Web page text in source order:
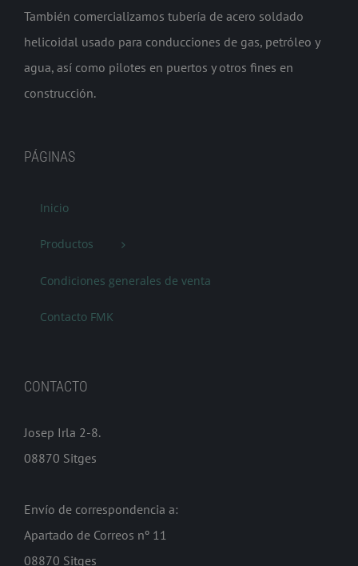
También comercializamos tubería de acero soldado
helicoidal usado para conducciones de gas, petróleo y
agua, así como pilotes en puertos y otros fines en
construcción.
PÁGINAS
Inicio
Productos
Condiciones generales de venta
Contacto FMK
CONTACTO
Josep Irla 2-8.
08870 Sitges
Envío de correspondencia a:
Apartado de Correos nº 11
08870 Sitges